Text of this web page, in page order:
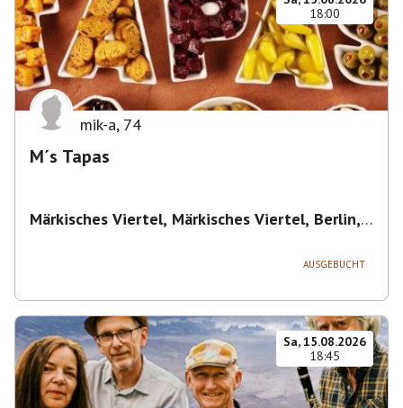
18:00
mik-a, 74
M´s Tapas
Märkisches Viertel, Märkisches Viertel, Berlin,
AUSGEBUCHT
Sa, 15.08.2026
18:45